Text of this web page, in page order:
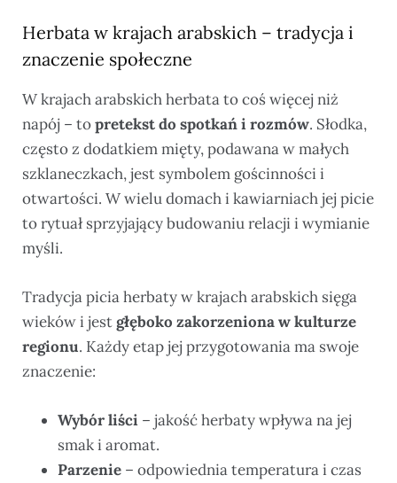
Herbata w krajach arabskich – tradycja i
znaczenie społeczne
W krajach arabskich herbata to coś więcej niż
napój – topretekst do spotkań i rozmów. Słodka,
często z dodatkiem mięty, podawana w małych
szklaneczkach, jest symbolem gościnności i
otwartości. W wielu domach i kawiarniach jej picie
to rytuał sprzyjający budowaniu relacji i wymianie
myśli.
Tradycja picia herbaty w krajach arabskich sięga
wieków i jestgłęboko zakorzeniona w kulturze
regionu. Każdy etap jej przygotowania ma swoje
znaczenie:
Wybór liści – jakość herbaty wpływa na jej
smak i aromat.
Parzenie – odpowiednia temperatura i czas